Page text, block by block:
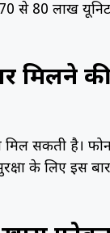
से 80 लाख यूनिट
मिलने
मिल सकती है।
के लिए इस बार